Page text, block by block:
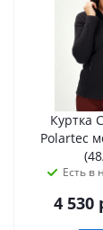
Куртка
Polartec
Есть в
4 530